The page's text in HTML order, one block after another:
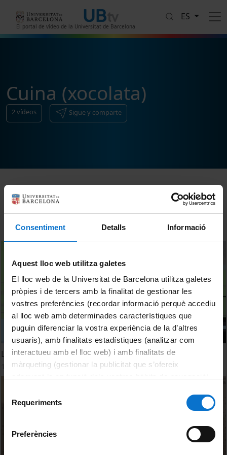
Consentiment Detalls Informació
Aquest lloc web utilitza galetes
El lloc web de la Universitat de Barcelona utilitza galetes
pròpies i de tercers amb la finalitat de gestionar les
vostres preferències (recordar informació perquè accediu
al lloc web amb determinades característiques que
puguin diferenciar la vostra experiència de la d’altres
usuaris), amb finalitats estadístiques (analitzar com
interactueu amb el lloc web) i amb finalitats de
màrqueting (gestionar la publicitat que s’ofereix
consultar laPolítica de galetes del lloc web de la
Requeriments
Preferències
El portal de vídeo de la Universitat de Barcelona
ES
Cuina (xocolata)
2vídeos Sigue y comparte
Ordenar
La xocolata i els estats mentals (Clip)
19 Mayo, 2014